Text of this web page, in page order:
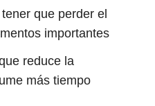
que perder el
importantes
reduce la
más tiempo